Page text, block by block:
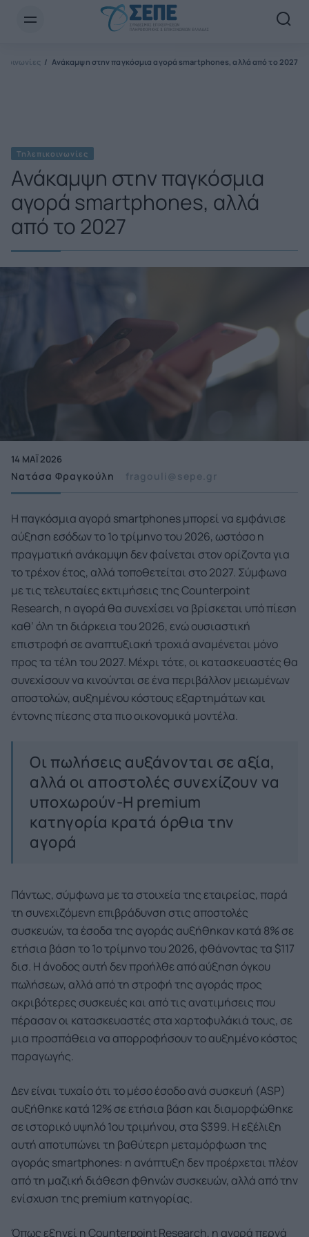
Ανάκαμψη στην παγκόσμια αγορά smartphones, αλλά από το 2027
Τηλεπικοινωνίες
Ανάκαμψη στην παγκόσμια
αγορά smartphones, αλλά
από το 2027
14 ΜΑΪ́ 2026
Νατάσα Φραγκούλη fragouli@sepe.gr
Η παγκόσμια αγορά smartphones μπορεί να εμφάνισε
αύξηση εσόδων το 1ο τρίμηνο του 2026, ωστόσο η
πραγματική ανάκαμψη δεν φαίνεται στον ορίζοντα για
το τρέχον έτος, αλλά τοποθετείται στο 2027. Σύμφωνα
με τις τελευταίες εκτιμήσεις της Counterpoint
Research, η αγορά θα συνεχίσει να βρίσκεται υπό πίεση
καθ’ όλη τη διάρκεια του 2026, ενώ ουσιαστική
επιστροφή σε αναπτυξιακή τροχιά αναμένεται μόνο
προς τα τέλη του 2027. Μέχρι τότε, οι κατασκευαστές θα
συνεχίσουν να κινούνται σε ένα περιβάλλον μειωμένων
αποστολών, αυξημένου κόστους εξαρτημάτων και
έντονης πίεσης στα πιο οικονομικά μοντέλα.
Οι πωλήσεις αυξάνονται σε αξία,
αλλά οι αποστολές συνεχίζουν να
υποχωρούν-Η premium
κατηγορία κρατά όρθια την
αγορά
Πάντως, σύμφωνα με τα στοιχεία της εταιρείας, παρά
τη συνεχιζόμενη επιβράδυνση στις αποστολές
συσκευών, τα έσοδα της αγοράς αυξήθηκαν κατά 8% σε
ετήσια βάση το 1ο τρίμηνο του 2026, φθάνοντας τα $117
δισ. Η άνοδος αυτή δεν προήλθε από αύξηση όγκου
πωλήσεων, αλλά από τη στροφή της αγοράς προς
ακριβότερες συσκευές και από τις ανατιμήσεις που
πέρασαν οι κατασκευαστές στα χαρτοφυλάκιά τους, σε
μια προσπάθεια να απορροφήσουν το αυξημένο κόστος
παραγωγής.
Δεν είναι τυχαίο ότι το μέσο έσοδο ανά συσκευή (ASP)
αυξήθηκε κατά 12% σε ετήσια βάση και διαμορφώθηκε
σε ιστορικό υψηλό 1ου τριμήνου, στα $399. Η εξέλιξη
αυτή αποτυπώνει τη βαθύτερη μεταμόρφωση της
αγοράς smartphones: η ανάπτυξη δεν προέρχεται πλέον
από τη μαζική διάθεση φθηνών συσκευών, αλλά από την
ενίσχυση της premium κατηγορίας.
Όπως εξηγεί η Counterpoint Research, η αγορά περνά
Newsletter Email*